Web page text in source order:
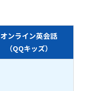
オンライン英会話
（QQキッズ）